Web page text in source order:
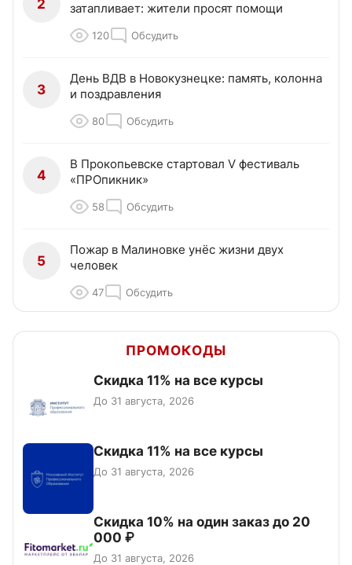
2
затапливает: жители просят помощи
120 Обсудить
3
День ВДВ в Новокузнецке: память, колонна
и поздравления
80 Обсудить
4
В Прокопьевске стартовал V фестиваль
«ПРОпикник»
58 Обсудить
5
Пожар в Малиновке унёс жизни двух
человек
47 Обсудить
ПРОМОКОДЫ
Скидка 11% на все курсы
До 31 августа, 2026
Скидка 11% на все курсы
До 31 августа, 2026
Скидка 10% на один заказ до 20
000 ₽
До 31 августа, 2026